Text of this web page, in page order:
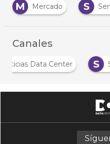
M
Mercado S
Canales
Noticias Data Center S